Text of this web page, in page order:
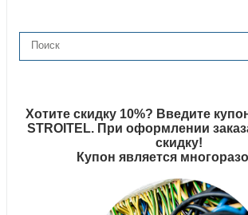
Хотите скидку 10%? Введите
STROITEL. При оформлении
скидку!
Купон является